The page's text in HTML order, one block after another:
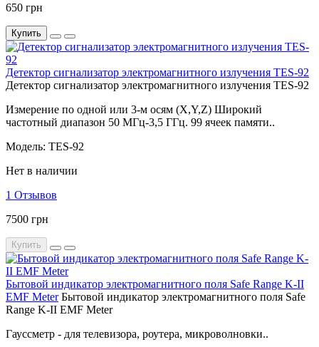
650 грн
Купить
Детектор сигнализатор электромагнитного излучения TES-92
Детектор сигнализатор электромагнитного излучения TES-92
Измерение по одной или 3-м осям (X,Y,Z) Широкий
частотный диапазон 50 МГц-3,5 ГГц. 99 ячеек памяти..
Модель: TES-92
Нет в наличии
1 Отзывов
7500 грн
Купить
Бытовой индикатор электромагнитного поля Safe Range K-II
EMF Meter Бытовой индикатор электромагнитного поля Safe
Range K-II EMF Meter
Гауссметр - для телевизора, роутера, микроволновки..